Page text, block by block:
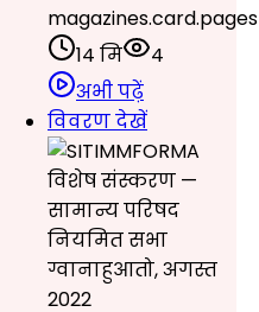
magazines.card.pages
14 मि
4
अभी पढ़ें
विवरण देखें